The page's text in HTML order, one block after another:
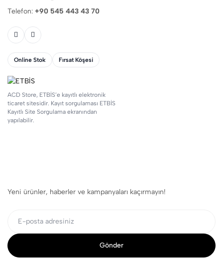
Telefon: +90 545 443 43 70
Online Stok Fırsat Köşesi
ACD Store, ETBİS’e kayıtlı elektronik
ticaret sitesidir. Kayıt sorgulaması ETBİS
Kayıtlı Site Sorgulama ekranından
yapılabilir.
Yeni ürünler, haberler ve kampanyaları kaçırmayın!
Gönder